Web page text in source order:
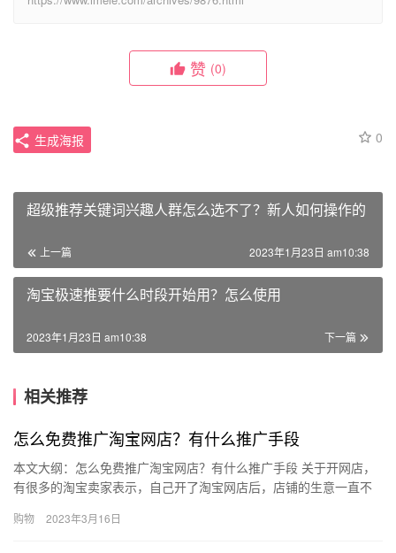
赞 (0)
0
生成海报
超级推荐关键词兴趣人群怎么选不了？新人如何操作的
上一篇 2023年1月23日 am10:38
淘宝极速推要什么时段开始用？怎么使用
下一篇
2023年1月23日 am10:38
相关推荐
怎么免费推广淘宝网店？有什么推广手段
本文大纲：怎么免费推广淘宝网店？有什么推广手段 关于开网店，
有很多的淘宝卖家表示，自己开了淘宝网店后，店铺的生意一直不
作，…
购物 2023年3月16日